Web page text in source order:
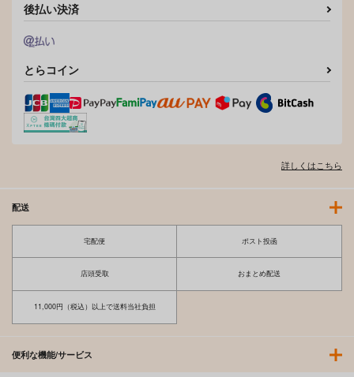
後払い決済
とらコイン
詳しくはこちら
配送
宅配便 ポスト投函
店頭受取 おまとめ配送
11,000円（税込）以上で送料当社負担
便利な機能/サービス